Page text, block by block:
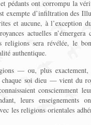
et pédants ont corrompu la
exempte d’infiltration des
et aucune, à l’exception
actuelles
sera révélée, le
authentique.
— ou, plus
soi dieu — vient du
consciemment
leurs enseignements
les religions orientales